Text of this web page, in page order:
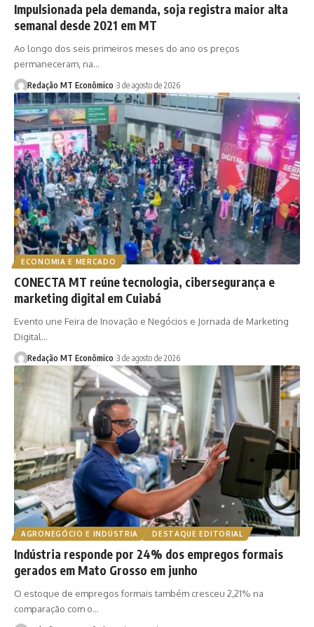
Impulsionada pela demanda, soja registra maior alta
semanal desde 2021 em MT
Ao longo dos seis primeiros meses do ano os preços
permaneceram, na…
Redação MT Econômico 3 de agosto de 2026
ECONOMIA E MERCADO
CONECTA MT reúne tecnologia, cibersegurança e
marketing digital em Cuiabá
Evento une Feira de Inovação e Negócios e Jornada de Marketing
Digital…
Redação MT Econômico 3 de agosto de 2026
AGRONEGÓCIO E INDÚSTRIA DESTAQUE EDITORIAL
Indústria responde por 24% dos empregos formais
gerados em Mato Grosso em junho
O estoque de empregos formais também cresceu 2,21% na
comparação com o…